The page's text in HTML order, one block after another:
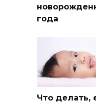
года
Что делать,